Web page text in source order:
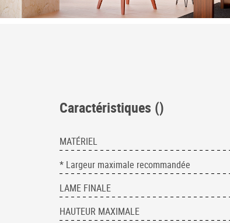
Caractéristiques ()
MATÉRIEL
* Largeur maximale recommandée
LAME FINALE
HAUTEUR MAXIMALE